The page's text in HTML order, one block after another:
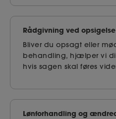
Rådgivning ved
Bliver du opsagt eller
behandling, hjælper vi
hvis sagen skal føres
Lønforhandling og